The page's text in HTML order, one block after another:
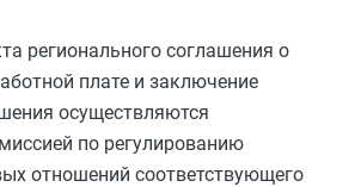
регионального соглашения о
плате и заключение
осуществляются
по регулированию
отношений соответствующего